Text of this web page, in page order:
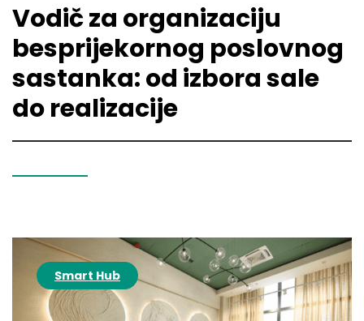
Vodič za organizaciju
besprijekornog poslovnog
sastanka: od izbora sale
do realizacije
Smart Hub